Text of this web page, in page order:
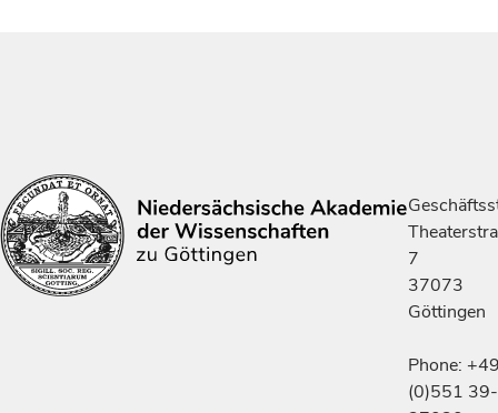
7
37073
Göttingen
Phone:
(0)551 39-